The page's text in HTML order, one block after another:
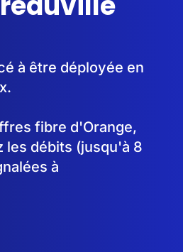
à être déployée en
fibre d'Orange,
les débits (jusqu'à 8
à